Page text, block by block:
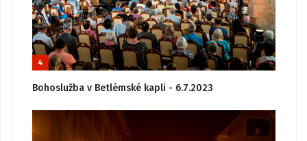
4
Bohoslužba v Betlémské kapli - 6.7.2023